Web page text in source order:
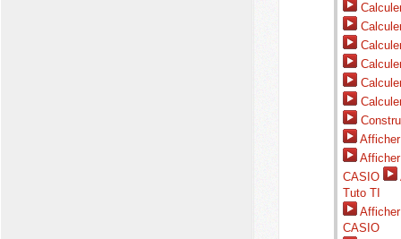
CASIO
Tuto TI
CASIO